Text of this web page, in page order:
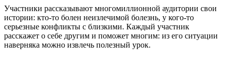
Участники рассказывают многомиллионной аудитории свои
истории: кто-то болен неизлечимой болезнь, у кого-то
серьезные конфликты с близкими. Каждый участник
расскажет о себе другим и поможет многим: из его ситуации
наверняка можно извлечь полезный урок.